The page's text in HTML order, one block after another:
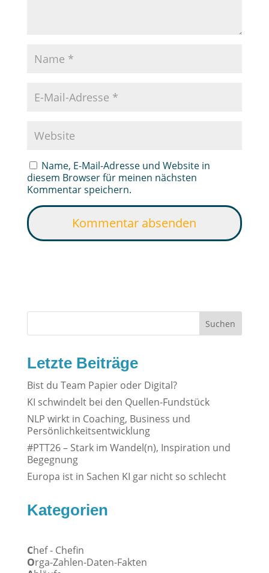
Name, E-Mail-Adresse und Website in
diesem Browser für meinen nächsten
Kommentar speichern.
Suchen
Letzte Beiträge
Bist du Team Papier oder Digital?
KI schwindelt bei den Quellen-Fundstück
NLP wirkt in Coaching, Business und
Persönlichkeitsentwicklung
#PTT26 – Stark im Wandel(n), Inspiration und
Begegnung
Europa ist in Sachen KI gar nicht so schlecht
Kategorien
Chef - Chefin
Orga-Zahlen-Daten-Fakten